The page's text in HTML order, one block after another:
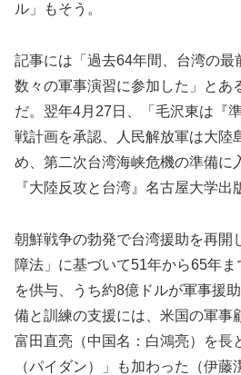
ル」もそう。
記事には「過去64年間、台湾の最
数々の軍事演習に参加した」とあ
だ。翌年4月27日、「毛沢東は『
戦計画を承認、人民解放軍は大陸
め、第二次台湾海峡危機の準備に
『大陸反攻と台湾』名古屋大学出
朝鮮戦争の勃発で台湾援助を再開
障法」に基づいて51年から65年
を供与、うち約8億ドルが軍事援
備と訓練の支援には、米国の軍事
富田直亮（中国名：白鴻亮）を長
（パイダン）」も加わった（伊藤